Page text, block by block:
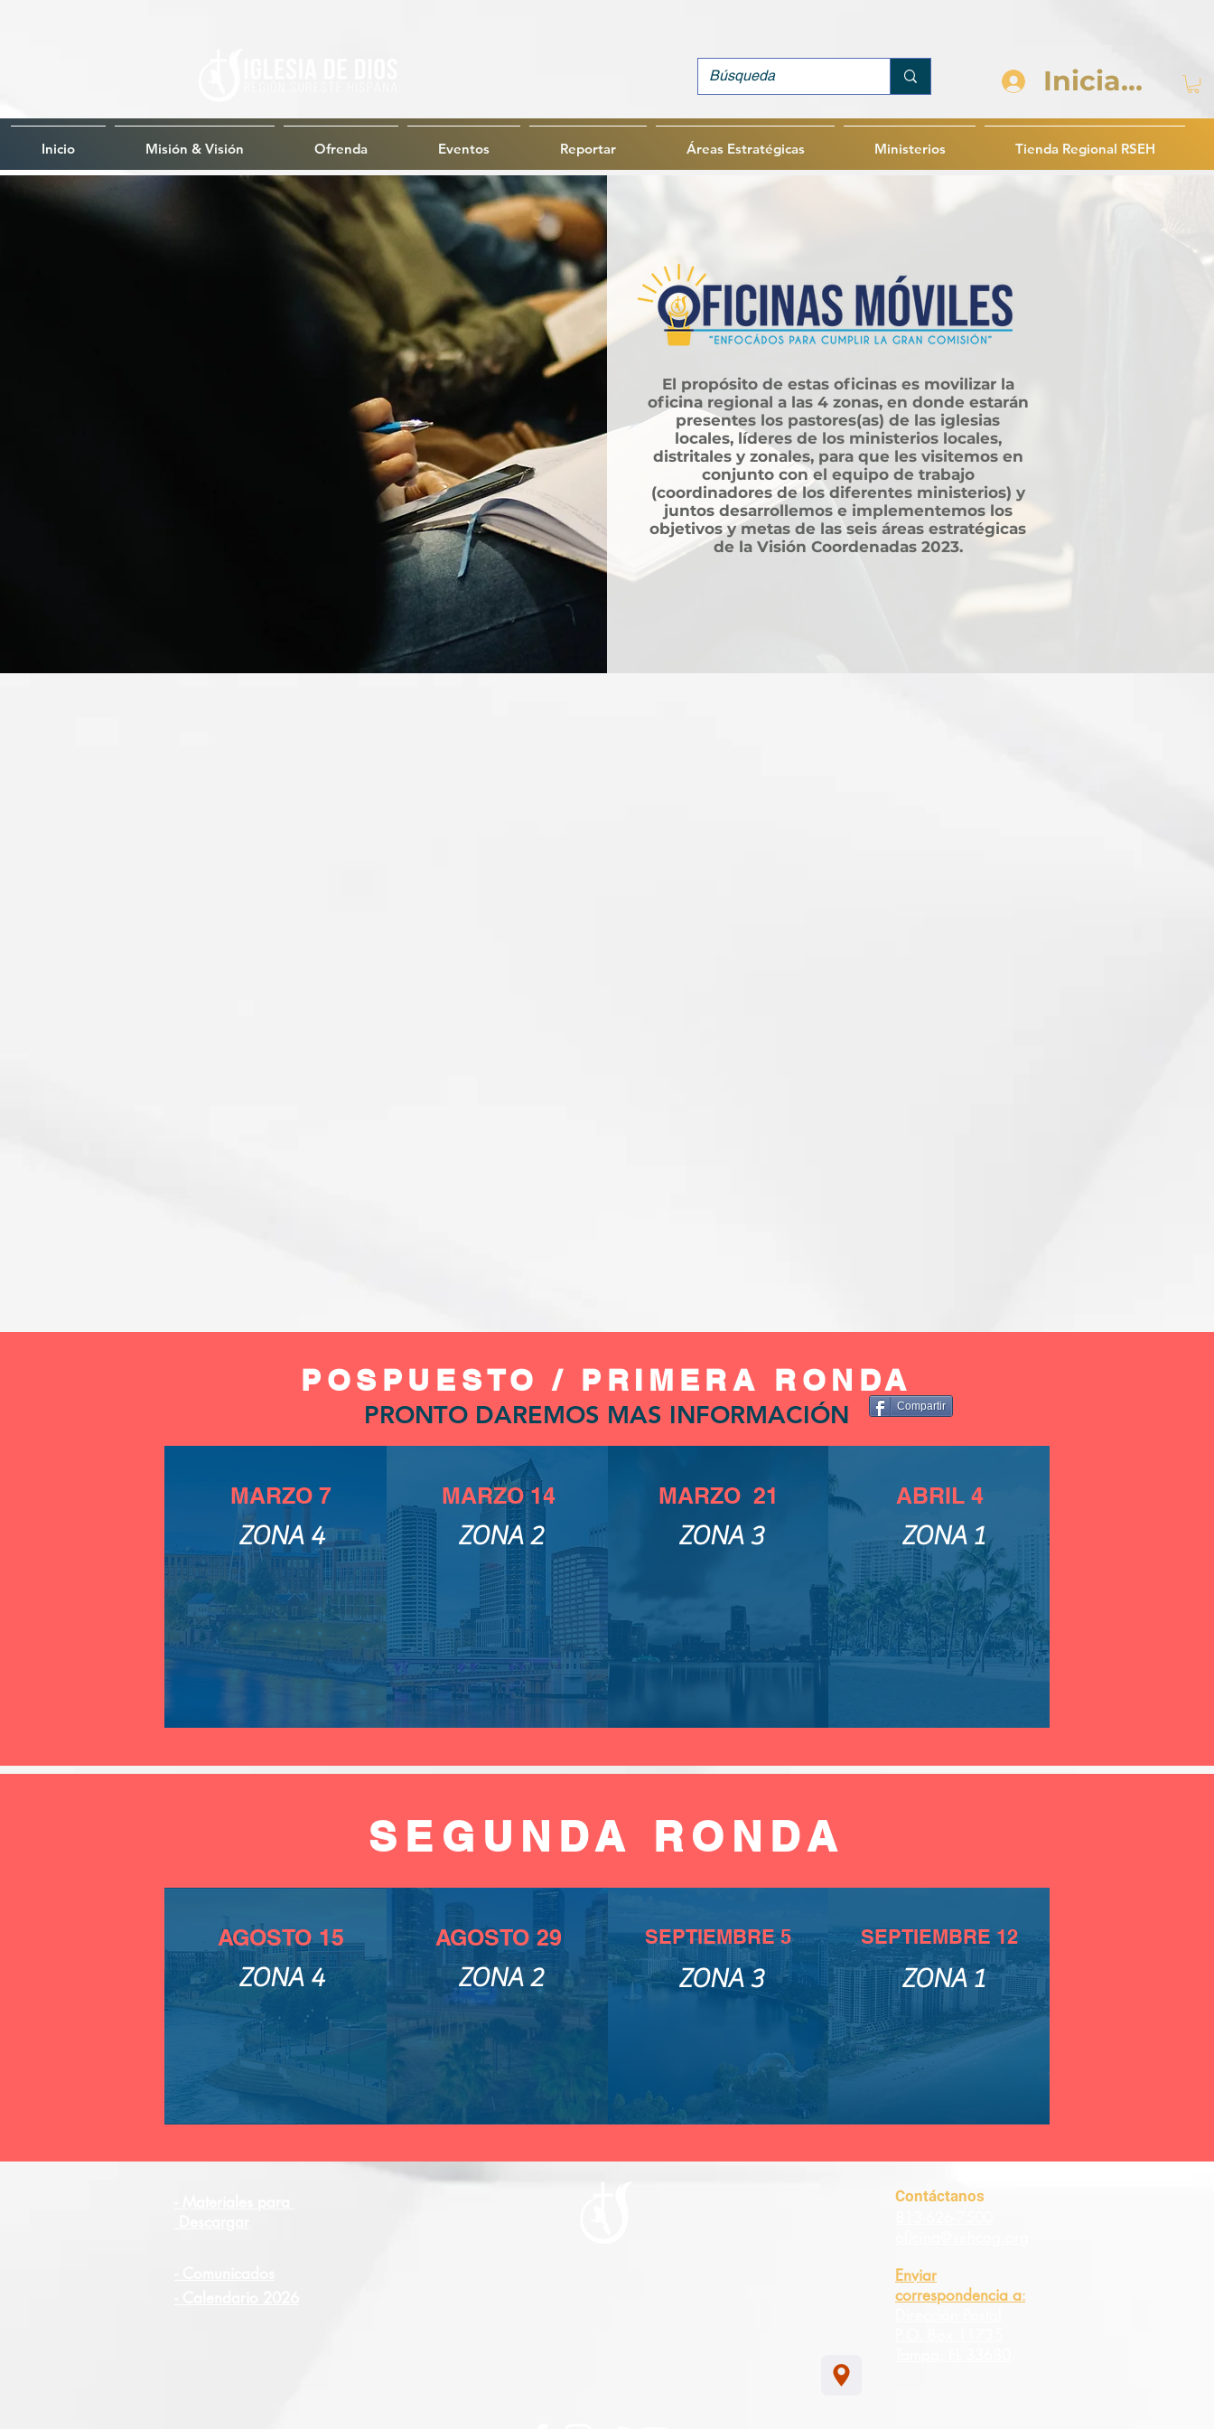
Iniciar
Inicio Misión & Visión Ofrenda Eventos Reportar Áreas Estratégicas Ministerios Tienda Regional RSEH
El propósito de estas oficinas es movilizar la
oficina regional a las 4 zonas, en donde estarán
presentes los pastores(as) de las iglesias
locales, líderes de los ministerios locales,
distritales y zonales, para que les visitemos en
conjunto con el equipo de trabajo
(coordinadores de los diferentes ministerios) y
juntos desarrollemos e implementemos los
objetivos y metas de las seis áreas estratégicas
de la Visión Coordenadas 2023.
POSPUESTO / PRIMERA RONDA
Compartir
PRONTO DAREMOS MAS INFORMACIÓN
MARZO 7
ZONA 4
MARZO 14
ZONA 2
MARZO 21
ZONA 3
ABRIL 4
ZONA 1
SEGUNDA RONDA
AGOSTO 15
ZONA 4
AGOSTO 29
ZONA 2
SEPTIEMBRE 5
ZONA 3
SEPTIEMBRE 12
ZONA 1
Contáctanos
Enviar
correspondencia a: